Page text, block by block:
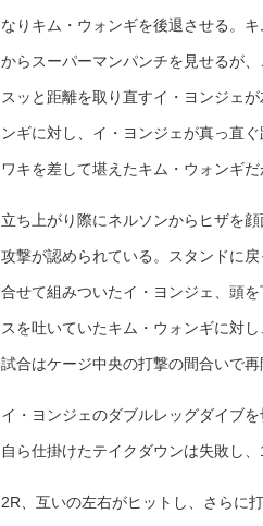
なりキム・ウォンギを後退させる。
からスーパーマンパンチを見せるが
スッと距離を取り直すイ・ヨンジェ
ンギに対し、イ・ヨンジェが真っ直
ワキを差して堪えたキム・ウォンギ
立ち上がり際にネルソンからヒザを
攻撃が認められている。スタンドに
合せて組みついたイ・ヨンジェ、頭
スを吐いていたキム・ウォンギに対
試合はケージ中央の打撃の間合いで
イ・ヨンジェのダブルレッグダイブ
自ら仕掛けたテイクダウンは失敗し
2R、互いの左右がヒットし、さらに